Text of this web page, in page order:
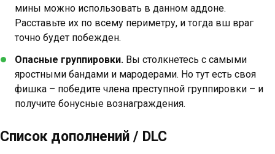
мины можно использовать в данном аддоне.
Расставьте их по всему периметру, и тогда вш враг
точно будет побежден.
Опасные группировки. Вы столкнетесь с самыми
яростными бандами и мародерами. Но тут есть своя
фишка – победите члена преступной группировки – и
получите бонусные вознаграждения.
Список дополнений / DLC